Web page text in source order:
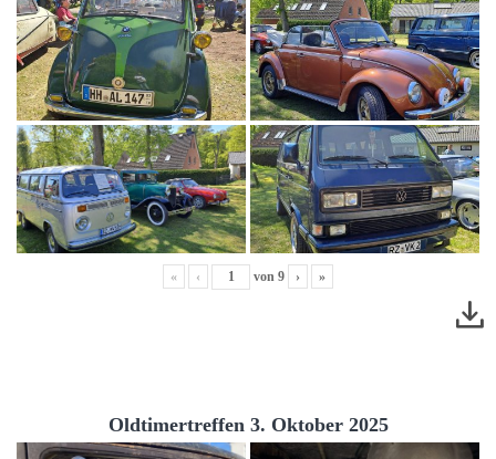
« ‹ von 9 › »
Oldtimertreffen 3. Oktober 2025